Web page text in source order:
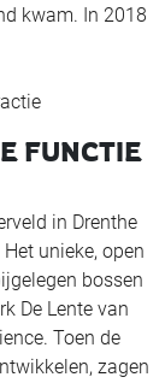
kwam. In 2018
FUNCTIE
in Drenthe
unieke, open
bossen
De Lente van
Toen de
zagen